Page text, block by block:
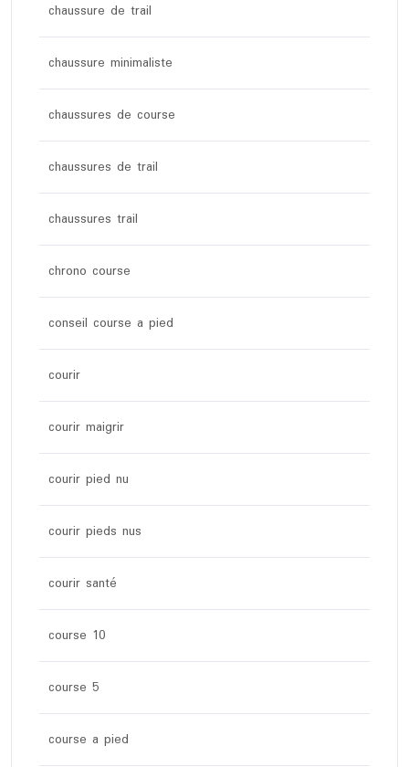
chaussure de trail
chaussure minimaliste
chaussures de course
chaussures de trail
chaussures trail
chrono course
conseil course a pied
courir
courir maigrir
courir pied nu
courir pieds nus
courir santé
course 10
course 5
course a pied